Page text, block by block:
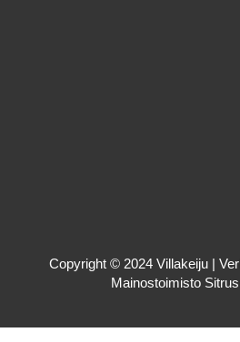
Copyright © 2024 Villakeiju |
Mainostoimisto